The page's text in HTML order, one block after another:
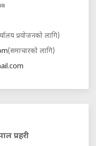
प्रयोजनको लागि)
(समाचारको लागि)
प्रहरी